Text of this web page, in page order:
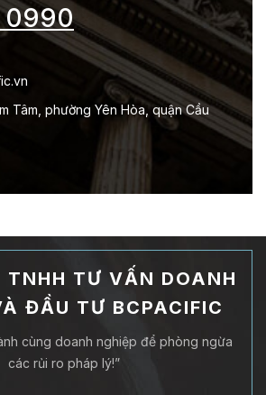
0990
Tâm, phường Yên Hòa, quận Cầu
TNHH TƯ VẤN DOANH
ĐẦU TƯ BCPACIFIC
cùng doanh nghiệp để phòng ngừa
các rủi ro pháp lý!”